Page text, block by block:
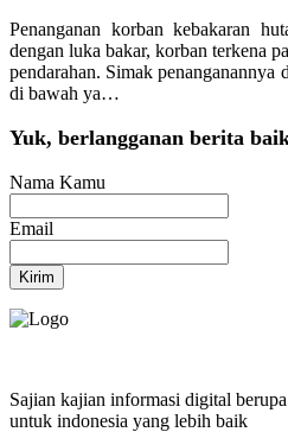
Penanganan korban kebakaran
dengan luka bakar, korban terkena
pendarahan. Simak
di bawah ya…
Yuk, berlangganan berita
Nama Kamu
Email
Kirim
Sajian kajian informasi digital
untuk indonesia yang lebih baik